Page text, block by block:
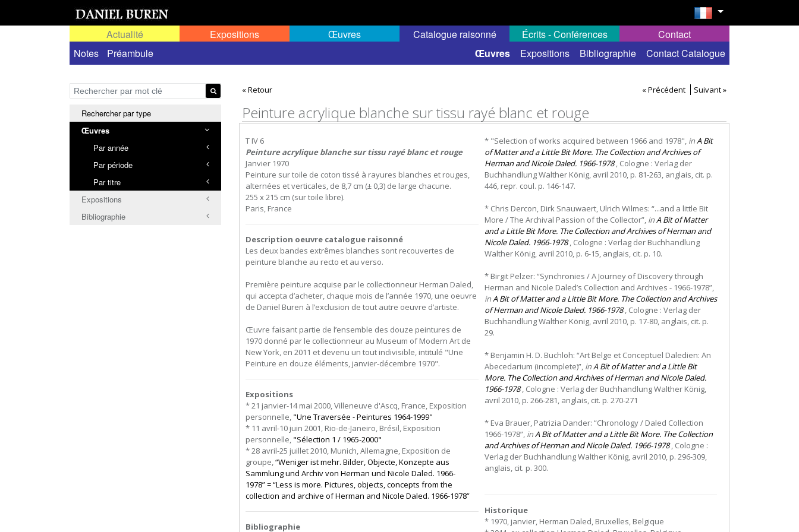
Actualité Expositions
Œuvres
Œuvres permanentes dans l'espace public ou semi-public
Catalogue raisonné
Notes
Préambule Œuvres Expositions Bibliographie Contact Catalogue
Écrits - Conférences Contact
Rechercher par type
Œuvres
Par année
Par période
Par titre
Expositions
Bibliographie
« Retour « Précédent Suivant »
Peinture acrylique blanche sur tissu rayé blanc et rouge
T IV 6
Peinture acrylique blanche sur tissu rayé blanc et rouge
Janvier 1970
Peinture sur toile de coton tissé à rayures blanches et rouges,
alternées et verticales, de 8,7 cm (± 0,3) de large chacune.
255 x 215 cm (sur toile libre).
Paris, France
Description oeuvre catalogue raisonné
Les deux bandes extrêmes blanches sont recouvertes de
peinture blanche au recto et au verso.
Première peinture acquise par le collectionneur Herman Daled,
qui accepta d’acheter, chaque mois de l’année 1970, une oeuvre
de Daniel Buren à l’exclusion de tout autre oeuvre d’artiste.
Œuvre faisant partie de l’ensemble des douze peintures de
1970 donné par le collectionneur au Museum of Modern Art de
New York, en 2011 et devenu un tout indivisible, intitulé "Une
Peinture en douze éléments, janvier-décembre 1970".
Expositions
* 21 janvier-14 mai 2000, Villeneuve d'Ascq, France, Exposition
personnelle, "Une Traversée - Peintures 1964-1999"
* 11 avril-10 juin 2001, Rio-de-Janeiro, Brésil, Exposition
personnelle, "Sélection 1 / 1965-2000"
* 28 avril-25 juillet 2010, Munich, Allemagne, Exposition de
groupe,“Weniger ist mehr. Bilder, Objecte, Konzepte aus
Sammlung und Archiv von Herman und Nicole Daled. 1966-
1978” = “Less is more. Pictures, objects, concepts from the
collection and archive of Herman and Nicole Daled. 1966-1978”
Bibliographie
* "Selection of works acquired between 1966 and 1978", inA Bit
of Matter and a Little Bit More. The Collection and Archives of
Herman and Nicole Daled. 1966-1978, Cologne : Verlag der
Buchhandlung Walther König, avril 2010, p. 81-263, anglais, cit. p.
446, repr. coul. p. 146-147.
* Chris Dercon, Dirk Snauwaert, Ulrich Wilmes: “...and a little Bit
More / The Archival Passion of the Collector”, inA Bit of Matter
and a Little Bit More. The Collection and Archives of Herman and
Nicole Daled. 1966-1978, Cologne : Verlag der Buchhandlung
Walther König, avril 2010, p. 6-15, anglais, cit. p. 10.
* Birgit Pelzer: “Synchronies / A Journey of Discovery through
Herman and Nicole Daled’s Collection and Archives - 1966-1978”,
inA Bit of Matter and a Little Bit More. The Collection and Archives
of Herman and Nicole Daled. 1966-1978, Cologne : Verlag der
Buchhandlung Walther König, avril 2010, p. 17-80, anglais, cit. p.
29.
* Benjamin H. D. Buchloh: “Art Belge et Conceptuel Daledien: An
Abecedarium (incomplete)”, inA Bit of Matter and a Little Bit
More. The Collection and Archives of Herman and Nicole Daled.
1966-1978, Cologne : Verlag der Buchhandlung Walther König,
avril 2010, p. 266-281, anglais, cit. p. 270-271
* Eva Brauer, Patrizia Dander: “Chronology / Daled Collection
1966-1978”, inA Bit of Matter and a Little Bit More. The Collection
and Archives of Herman and Nicole Daled. 1966-1978, Cologne :
Verlag der Buchhandlung Walther König, avril 2010, p. 296-309,
anglais, cit. p. 300.
Historique
* 1970, janvier, Herman Daled, Bruxelles, Belgique